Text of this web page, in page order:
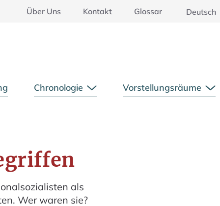
Über Uns Kontakt Glossar Deutsch
HauptmenüChronologie Untermenü öffnen
Vorstellungsräume
als
Wer waren sie?